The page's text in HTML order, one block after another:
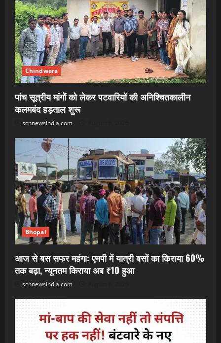
Chindwara
पांच सूत्रीय मांगों को लेकर पटवारियों की अनिश्चितकालीन
कलमबंद हड़ताल शुरू
scnnewsindia.com
Bhopal
आज से बस सफर महंगा: एमपी में यात्री बसों का किराया 60%
तक बढ़ा, न्यूनतम किराया अब ₹10 हुआ
scnnewsindia.com